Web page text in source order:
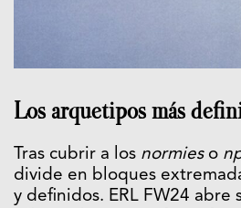
Los arquetipos más
Tras cubrir a los normieso
divide en bloques
y definidos. ERL FW24 abre